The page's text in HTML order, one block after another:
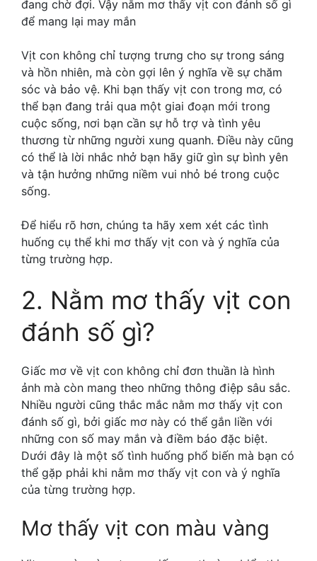
đang chờ đợi. Vậy nằm mơ thấy vịt con đánh số gì
để mang lại may mắn
Vịt con không chỉ tượng trưng cho sự trong sáng
và hồn nhiên, mà còn gợi lên ý nghĩa về sự chăm
sóc và bảo vệ. Khi bạn thấy vịt con trong mơ, có
thể bạn đang trải qua một giai đoạn mới trong
cuộc sống, nơi bạn cần sự hỗ trợ và tình yêu
thương từ những người xung quanh. Điều này cũng
có thể là lời nhắc nhở bạn hãy giữ gìn sự bình yên
và tận hưởng những niềm vui nhỏ bé trong cuộc
sống.
Để hiểu rõ hơn, chúng ta hãy xem xét các tình
huống cụ thể khi mơ thấy vịt con và ý nghĩa của
từng trường hợp.
2. Nằm mơ thấy vịt con
đánh số gì?
Giấc mơ về vịt con không chỉ đơn thuần là hình
ảnh mà còn mang theo những thông điệp sâu sắc.
Nhiều người cũng thắc mắc nằm mơ thấy vịt con
đánh số gì, bởi giấc mơ này có thể gắn liền với
những con số may mắn và điềm báo đặc biệt.
Dưới đây là một số tình huống phổ biến mà bạn có
thể gặp phải khi nằm mơ thấy vịt con và ý nghĩa
của từng trường hợp.
Mơ thấy vịt con màu vàng